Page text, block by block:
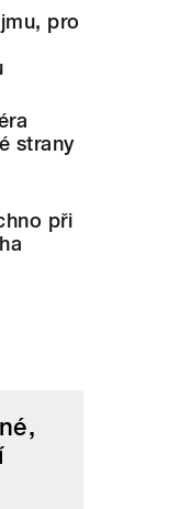
pro
strany
při